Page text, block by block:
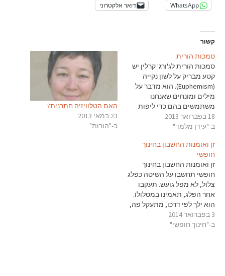
WhatsApp דואר אלקטרוני
קשור
סמכות הורית
סמכות הורית לג'ורג' קרלין יש
קטע מבריק על לשון נקייה
(Euphemism). הוא מדבר על
מילים ומונחים שאנחנו
משתמשים בהם כדי ליפות
ולהסתיר את המציאות. הוא
מסביר איך במלחמת העולם
מסויימים נכנסים להלם קרב.
במלחמת העולם השנייה
החיילים כבר לא היו בהלם
קרב, הייתה להם עייפות קרב.
אחרי…
18 בפברואר 2013
ב-"עידן מלמד"
האם הטלוויזיה חתרנית?
23 במאי 2013
ב-"הורות"
זן ואומנות החשבון בחינוך
חופשי
זן ואומנות החשבון בחינוך
חופשי תחשבו על השיטה כפלג
צלול, לא מפל גועש. תעקבו
אחר הפלג, תאמינו במסלולו.
הוא ילך לפי דרכו, מתעקל פה,
מטפטף שם. הוא ימצא את
החריצים, הסדקים, הבקיעים.
3 בפברואר 2014
ב-"חינוך חופשי"